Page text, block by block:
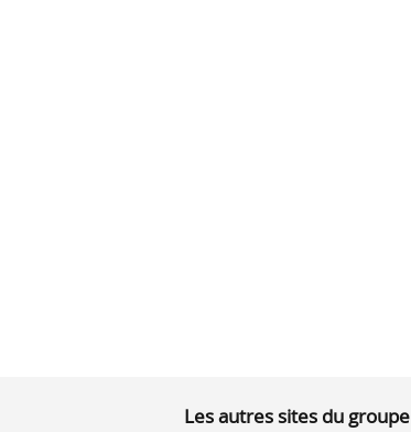
Les autres sites du groupe